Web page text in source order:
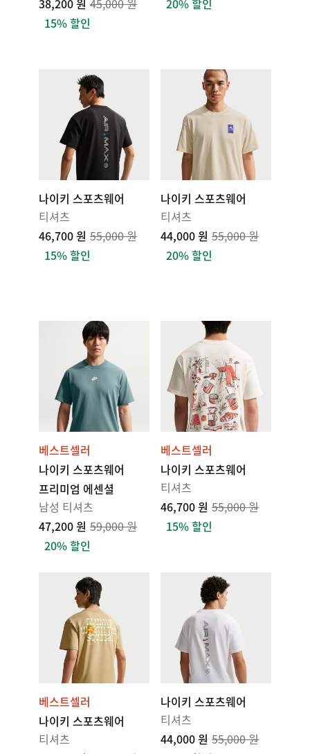
38,200 원 45,000 원
15% 할인
20% 할인
나이키 스포츠웨어
티셔츠
46,700 원 55,000 원
15% 할인
나이키 스포츠웨어
티셔츠
44,000 원 55,000 원
20% 할인
베스트셀러
나이키 스포츠웨어
프리미엄 에센셜
남성 티셔츠
47,200 원 59,000 원
20% 할인
베스트셀러
나이키 스포츠웨어
티셔츠
46,700 원 55,000 원
15% 할인
베스트셀러
나이키 스포츠웨어
티셔츠
나이키 스포츠웨어
티셔츠
44,000 원 55,000 원